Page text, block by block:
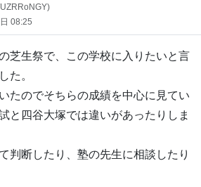
08:25
芝生祭で、この学校に入りたいと言
た。
たのでそちらの成績を中心に見てい
と四谷大塚では違いがあったりしま
判断したり、塾の先生に相談したり